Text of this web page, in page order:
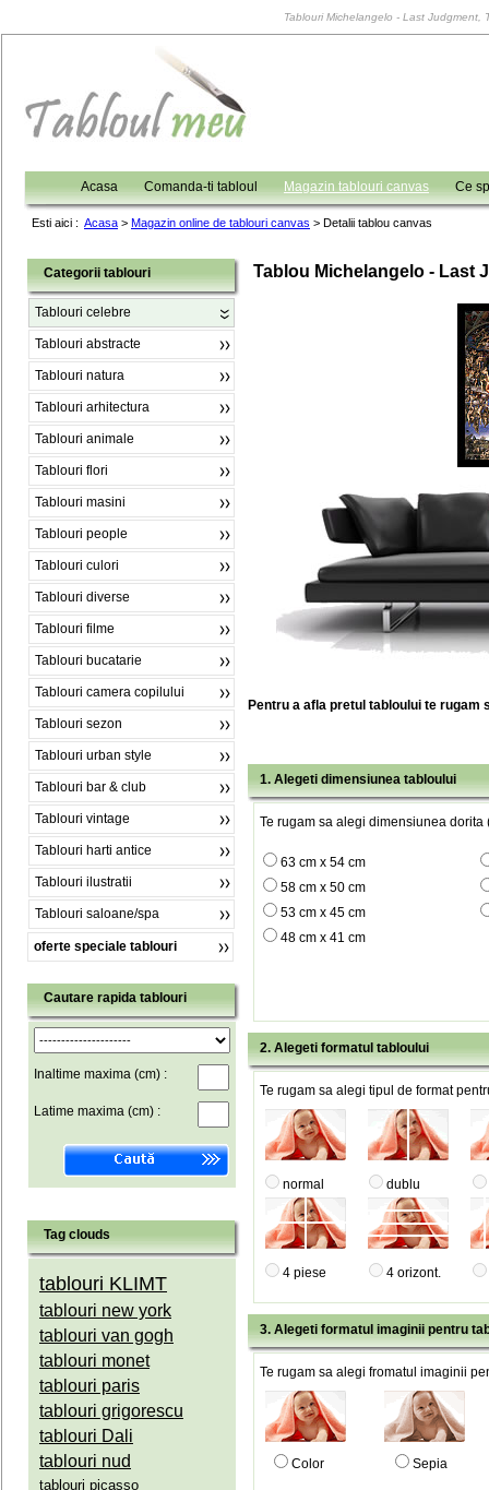
Tablouri Michelangelo - Last Judgment,
Acasa Comanda-ti tabloul Magazin tablouri canvas Ce
Esti aici : Acasa > Magazin online de tablouri canvas > Detalii tablou canvas
Categorii tablouri
Tablouri celebre
Tablouri abstracte
Tablouri natura
Tablouri arhitectura
Tablouri animale
Tablouri flori
Tablouri masini
Tablouri people
Tablouri culori
Tablouri diverse
Tablouri filme
Tablouri bucatarie
Tablouri camera copilului
Tablouri sezon
Tablouri urban style
Tablouri bar & club
Tablouri vintage
Tablouri harti antice
Tablouri ilustratii
Tablouri saloane/spa
oferte speciale tablouri
Cautare rapida tablouri
Inaltime maxima (cm) :
Latime maxima (cm) :
Tag clouds
tablouri KLIMT
tablouri new york
tablouri van gogh
tablouri monet
tablouri paris
tablouri grigorescu
tablouri Dali
tablouri nud
tablouri picasso
Tablou Michelangelo - Last
Pentru a afla pretul tabloului te rugam
1. Alegeti dimensiunea tabloului
Te rugam sa alegi dimensiunea dorita
63 cm x 54 cm
58 cm x 50 cm
53 cm x 45 cm
48 cm x 41 cm
2. Alegeti formatul tabloului
Te rugam sa alegi tipul de format
normal dublu
4 piese 4 orizont.
3. Alegeti formatul imaginii pentru
Te rugam sa alegi fromatul imaginii
Color Sepia